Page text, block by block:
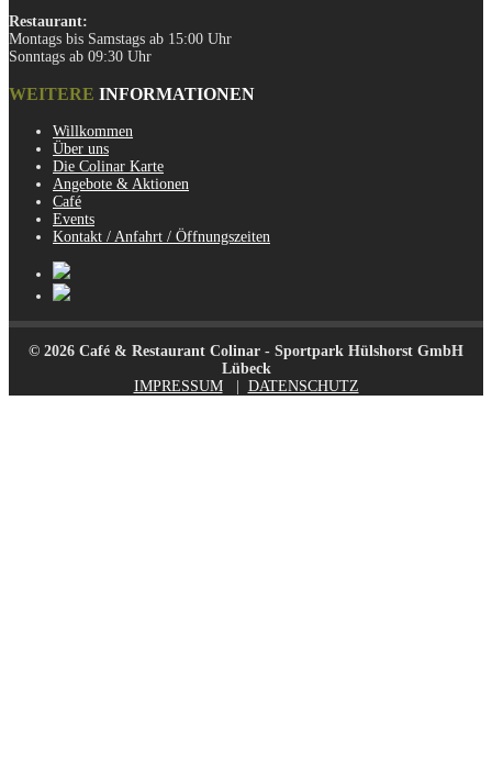
Restaurant:
Montags bis Samstags ab 15:00 Uhr
Sonntags ab 09:30 Uhr
WEITERE INFORMATIONEN
Willkommen
Über uns
Die Colinar Karte
Angebote & Aktionen
Café
Events
Kontakt / Anfahrt / Öffnungszeiten
© 2026 Café & Restaurant Colinar - Sportpark Hülshorst GmbH
Lübeck
IMPRESSUM| DATENSCHUTZ